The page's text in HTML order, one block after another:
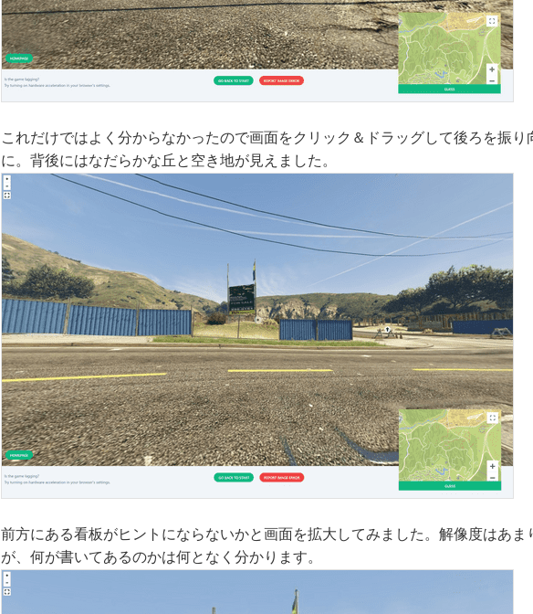
これだけではよく分からなかったので画面をクリック＆ドラッグして後ろを振り
に。背後にはなだらかな丘と空き地が見えました。
前方にある看板がヒントにならないかと画面を拡大してみました。解像度はあま
が、何が書いてあるのかは何となく分かります。